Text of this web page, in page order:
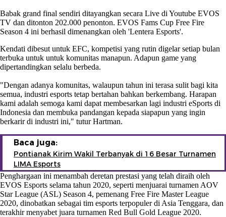
Babak grand final sendiri ditayangkan secara Live di Youtube EVOS
TV dan ditonton 202.000 penonton. EVOS Fams Cup Free Fire
Season 4 ini berhasil dimenangkan oleh 'Lentera Esports'.
Kendati dibesut untuk EFC, kompetisi yang rutin digelar setiap bulan
terbuka untuk untuk komunitas manapun. Adapun game yang
dipertandingkan selalu berbeda.
"Dengan adanya komunitas, walaupun tahun ini terasa sulit bagi kita
semua, industri esports tetap bertahan bahkan berkembang. Harapan
kami adalah semoga kami dapat membesarkan lagi industri eSports di
Indonesia dan membuka pandangan kepada siapapun yang ingin
berkarir di industri ini," tutur Hartman.
Baca juga:
Pontianak Kirim Wakil Terbanyak di 16 Besar Turnamen
LIMA Esports
Penghargaan ini menambah deretan prestasi yang telah diraih oleh
EVOS Esports selama tahun 2020, seperti menjuarai turnamen AOV
Star League (ASL) Season 4, pemenang Free Fire Master League
2020, dinobatkan sebagai tim esports terpopuler di Asia Tenggara, dan
terakhir menyabet juara turnamen Red Bull Gold League 2020.